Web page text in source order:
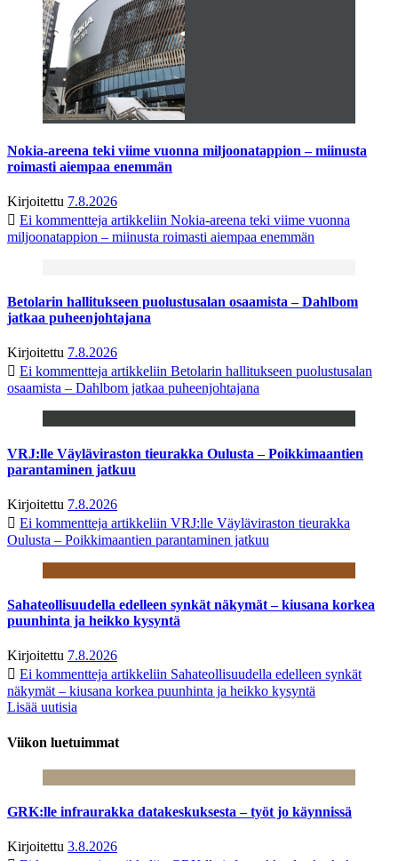
Nokia-areena teki viime vuonna miljoonatappion – miinusta
roimasti aiempaa enemmän
Kirjoitettu 7.8.2026
Ei kommentteja artikkeliin Nokia-areena teki viime vuonna
miljoonatappion – miinusta roimasti aiempaa enemmän
Betolarin hallitukseen puolustusalan osaamista – Dahlbom
jatkaa puheenjohtajana
Kirjoitettu 7.8.2026
Ei kommentteja artikkeliin Betolarin hallitukseen puolustusalan
osaamista – Dahlbom jatkaa puheenjohtajana
VRJ:lle Väyläviraston tieurakka Oulusta – Poikkimaantien
parantaminen jatkuu
Kirjoitettu 7.8.2026
Ei kommentteja artikkeliin VRJ:lle Väyläviraston tieurakka
Oulusta – Poikkimaantien parantaminen jatkuu
Sahateollisuudella edelleen synkät näkymät – kiusana korkea
puunhinta ja heikko kysyntä
Kirjoitettu 7.8.2026
Ei kommentteja artikkeliin Sahateollisuudella edelleen synkät
näkymät – kiusana korkea puunhinta ja heikko kysyntä
Lisää uutisia
Viikon luetuimmat
GRK:lle infraurakka datakeskuksesta – työt jo käynnissä
Kirjoitettu 3.8.2026